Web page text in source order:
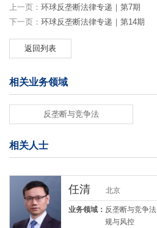
上一页： 环球反垄断法律专递｜第7期
下一页： 环球反垄断法律专递｜第14期
返回列表
相关业务领域
反垄断与竞争法
相关人士
任清 北京
业务领域： 反垄断与竞争
规与风控